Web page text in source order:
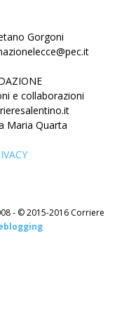
Gorgoni
e collaborazioni
Maria Quarta
- © 2015-2016 Corriere